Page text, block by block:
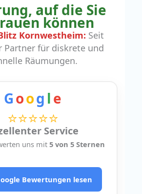
auf die Sie
können
Kornwestheim: Seit
Partner für diskrete und
Räumungen.
Goog le
⭐⭐⭐⭐⭐
Service
uns mit 5 von 5 Sternen
Bewertungen lesen